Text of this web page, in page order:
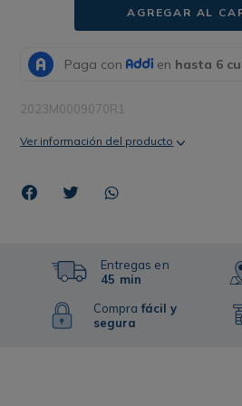
AGREGAR AL
2023M0009070R1
Ver información del producto
Entregas en
45 min
Comprafácil y
segura